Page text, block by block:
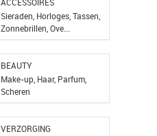
ACCESSOIRES
Sieraden, Horloges, Tassen,
Zonnebrillen, Ove...
BEAUTY
Make-up, Haar, Parfum,
Scheren
VERZORGING